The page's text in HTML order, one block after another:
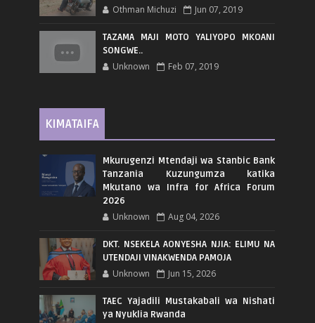
Othman Michuzi Jun 07, 2019
TAZAMA MAJI MOTO YALIYOPO MKOANI
SONGWE..
Unknown Feb 07, 2019
KIMATAIFA
Mkurugenzi Mtendaji wa Stanbic Bank
Tanzania Kuzungumza katika
Mkutano wa Infra for Africa Forum
2026
Unknown Aug 04, 2026
DKT. NSEKELA AONYESHA NJIA: ELIMU NA
UTENDAJI VINAKWENDA PAMOJA
Unknown Jun 15, 2026
TAEC Yajadili Mustakabali wa Nishati
ya Nyuklia Rwanda